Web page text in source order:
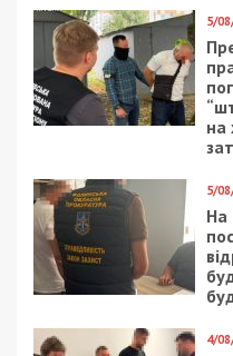
Читайте також
В Днепре Шухевич
Следующая статья:
Служба
жильем на море и